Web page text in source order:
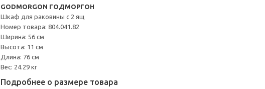
GODMORGON ГОДМОРГОН
Шкаф для раковины с 2 ящ
Номер товара: 804.041.82
Ширина: 56 см
Высота: 11 см
Длина: 76 см
Вес: 24.29 кг
Подробнее о размере товара